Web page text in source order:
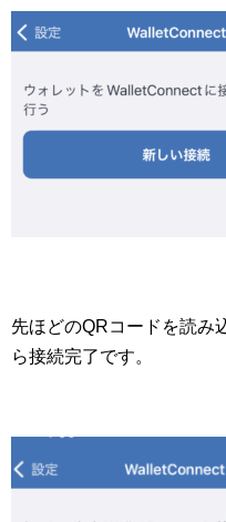
先ほどのQRコードを読み
ら接続完了です。